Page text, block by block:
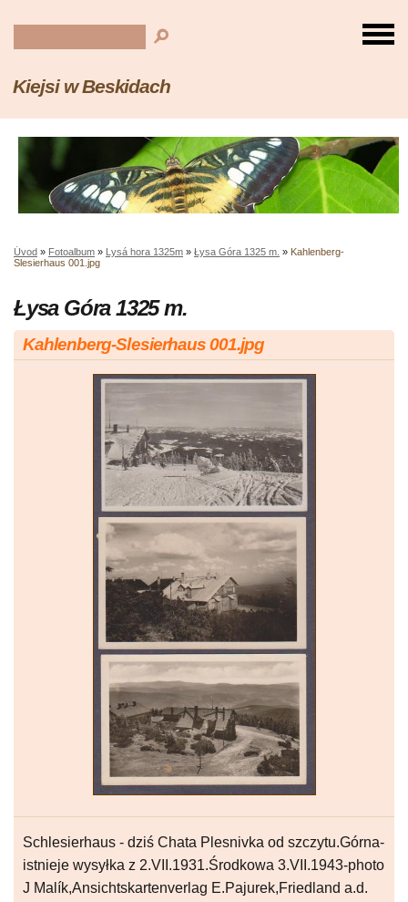
Kiejsi w Beskidach
Úvod » Fotoalbum » Lysá hora 1325m » Łysa Góra 1325 m. » Kahlenberg-
Slesierhaus 001.jpg
Łysa Góra 1325 m.
Kahlenberg-Slesierhaus 001.jpg
Schlesierhaus - dziś Chata Plesnivka od szczytu.Górna-
istnieje wysyłka z 2.VII.1931.Środkowa 3.VII.1943-photo
J Malík,Ansichtskartenverlag E.Pajurek,Friedland a.d.